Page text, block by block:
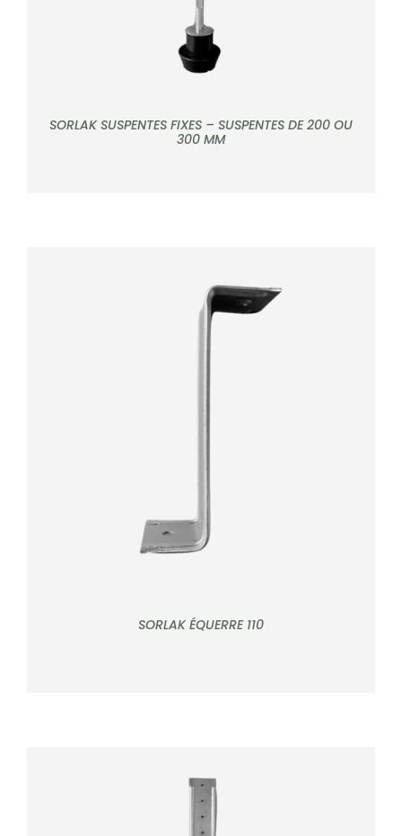
SORLAK SUSPENTES FIXES – SUSPENTES DE 200 OU
300 MM
DÉTAILS
SORLAK ÉQUERRE 110